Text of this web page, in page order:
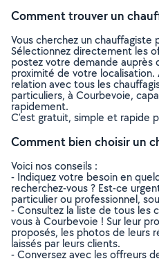
Comment trouver un
Vous cherchez un chauffagiste
Sélectionnez directement les
postez votre demande auprès
proximité de votre localisation.
relation avec tous les
particuliers, à Courbevoie,
rapidement.
C’est gratuit, simple et rapide
Comment bien choisir un
Voici nos conseils :
- Indiquez votre besoin en
recherchez-vous ? Est-ce
particulier ou professionnel,
- Consultez la liste de tous les
vous à Courbevoie ! Sur leur
proposés, les photos de leurs
laissés par leurs clients.
- Conversez avec les offreurs